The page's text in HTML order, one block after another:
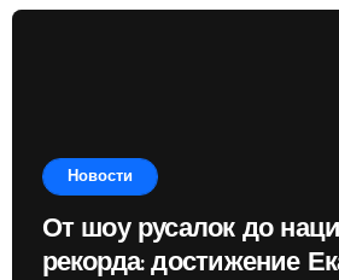
Новости
От шоу русалок до
рекорда: достижение